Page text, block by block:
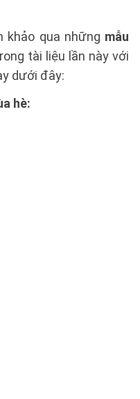
khảo qua những mẫu
tài liệu lần này với
dưới đây:
hè: